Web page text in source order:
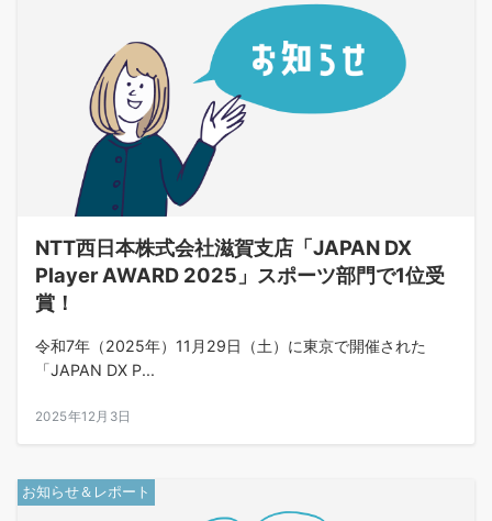
NTT西日本株式会社滋賀支店「JAPAN DX
Player AWARD 2025」スポーツ部門で1位受
賞！
令和7年（2025年）11月29日（土）に東京で開催された
「JAPAN DX P...
2025年12月3日
お知らせ＆レポート